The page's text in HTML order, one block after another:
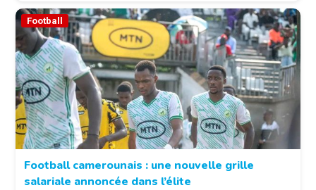
Football
Football camerounais : une nouvelle grille
salariale annoncée dans l’élite